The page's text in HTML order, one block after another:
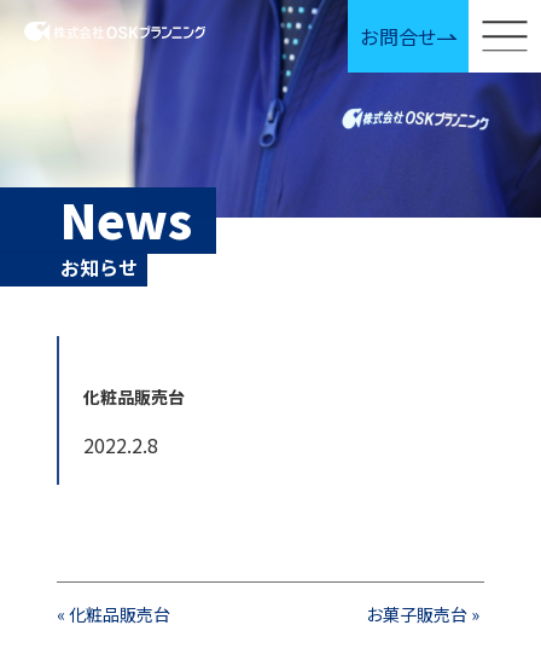
お問合せ
News
お知らせ
化粧品販売台
2022.2.8
«化粧品販売台 お菓子販売台 »